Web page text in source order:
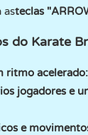
asteclas
do Karate
ritmo acelerado:
jogadores e
e